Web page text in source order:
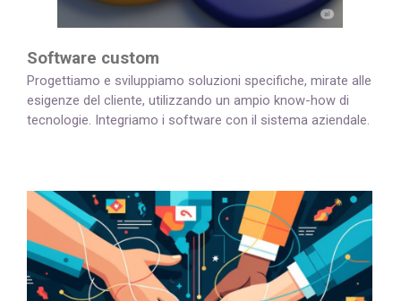
Software custom
Progettiamo e sviluppiamo soluzioni specifiche, mirate alle
esigenze del cliente, utilizzando un ampio know-how di
tecnologie. Integriamo i software con il sistema aziendale.